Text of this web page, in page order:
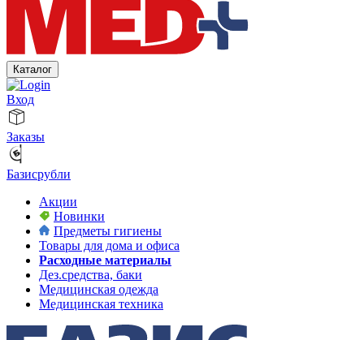
Каталог
Вход
Заказы
Базисрубли
Акции
Новинки
Предметы гигиены
Товары для дома и офиса
Расходные материалы
Дез.средства, баки
Медицинская одежда
Медицинская техника